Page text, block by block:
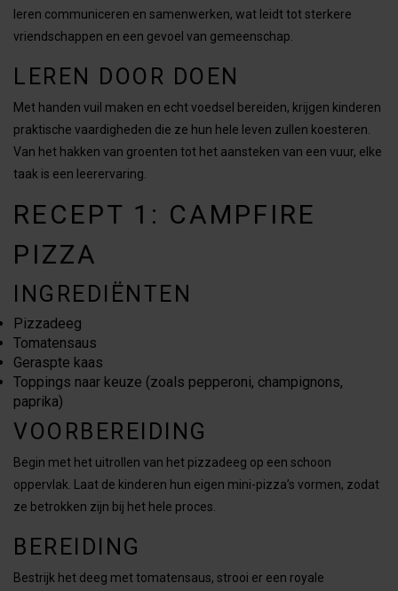
leren communiceren en samenwerken, wat leidt tot sterkere
vriendschappen en een gevoel van gemeenschap.
LEREN DOOR DOEN
Met handen vuil maken en echt voedsel bereiden, krijgen kinderen
praktische vaardigheden die ze hun hele leven zullen koesteren.
Van het hakken van groenten tot het aansteken van een vuur, elke
taak is een leerervaring.
RECEPT 1: CAMPFIRE
PIZZA
INGREDIËNTEN
Pizzadeeg
Tomatensaus
Geraspte kaas
Toppings naar keuze (zoals pepperoni, champignons,
paprika)
VOORBEREIDING
Begin met het uitrollen van het pizzadeeg op een schoon
oppervlak. Laat de kinderen hun eigen mini-pizza’s vormen, zodat
ze betrokken zijn bij het hele proces.
BEREIDING
Bestrijk het deeg met tomatensaus, strooi er een royale